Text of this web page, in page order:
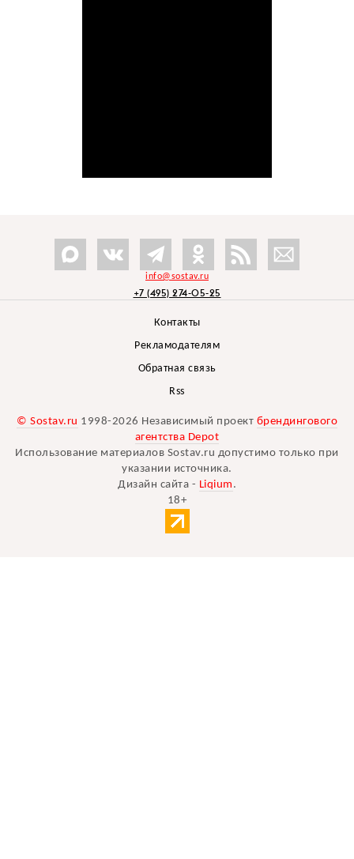
info@sostav.ru
+7 (495) 274-05-25
Контакты
Рекламодателям
Обратная связь
Rss
© Sostav.ru 1998-2026 Независимый проект брендингового
агентства Depot
Использование материалов Sostav.ru допустимо только при
указании источника.
Дизайн сайта - Liqium .
18+